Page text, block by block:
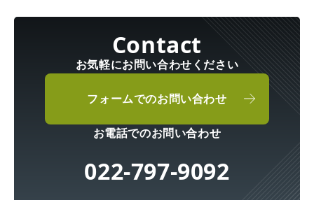
お気軽にお問い合わせください
フォームでのお問い合わせ
お電話でのお問い合わせ
022-797-9092